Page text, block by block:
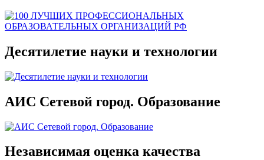
Десятилетие науки и технологии
АИС Сетевой город. Образование
Независимая оценка качества